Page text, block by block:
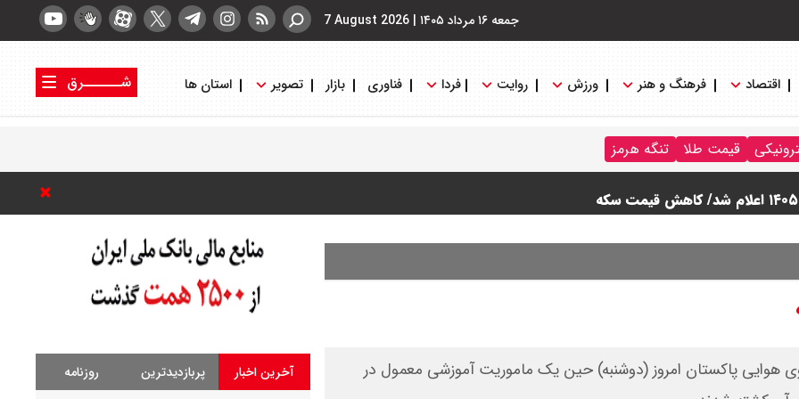
جمعه ۱۶ مرداد ۱۴۰۵ |
7 August 2026
اقتصاد فرهنگ و هنر ورزش روایت فردا فناوری بازار تصویر استان ها
شــــــرق
قیمت طلا
تنگه هرمز
هوایی پاکستان امروز (دوشنبه) حین یک ماموریت آموزشی معمول در
آخرین اخبار پربازدیدترین روزنامه